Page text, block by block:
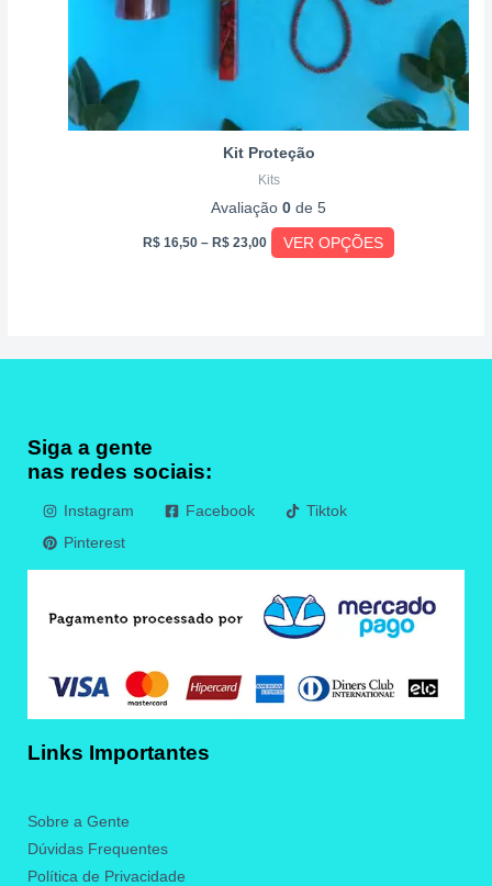
Kit Proteção
Kits
Avaliação0 de 5
R$ 16,50 – R$ 23,00 VER OPÇÕES
página
do
produto
Siga a gente
nas redes sociais:
Instagram Facebook
Tiktok
Pinterest
Links Importantes
Sobre a Gente
Dúvidas Frequentes
Política de Privacidade